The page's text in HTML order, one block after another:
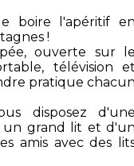
boire l'apéritif
!
ouverte sur
télévision
pratique
disposez
un grand lit et
amis avec des